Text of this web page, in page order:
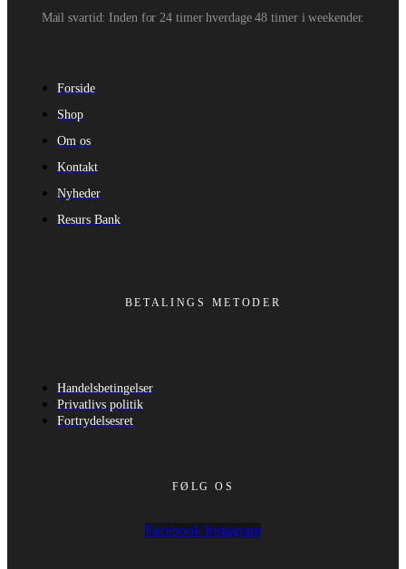
Mail svartid: Inden for 24 timer hverdage 48 timer i weekender.
Forside
Shop
Om os
Kontakt
Nyheder
Resurs Bank
BETALINGS METODER
Handelsbetingelser
Privatlivs politik
Fortrydelsesret
FØLG OS
Facebook Instagram